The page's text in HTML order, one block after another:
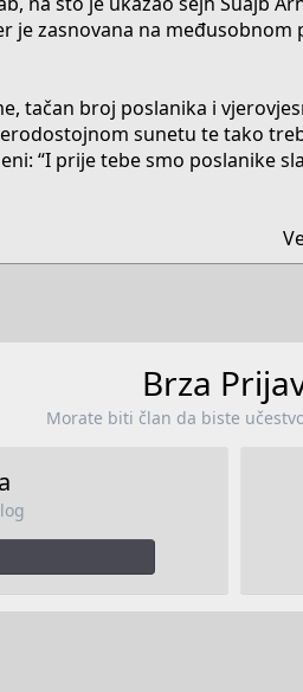
je zasnovana na međusobnom
tačan broj poslanika i
sunetu te tako
“I prije tebe smo poslanike
Brza
Morate biti član da biste